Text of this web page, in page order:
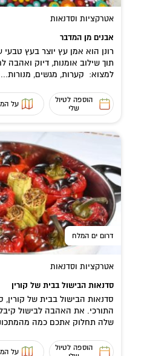
אטרקציות וסדנאות
אבנים מן המדבר
רונן הוא אמן עץ יוצר בעץ טבעי
תוך שילוב אומנות, דיוק ואהבה
למצוא: קערות, מגשים, מנורות...
הוספה לטיול
שלי
על
דרום ים המלח
אטרקציות וסדנאות
סדנאות הבישול בבית של קורין
סדנאות הבישול בבית של
התורכי. את האהבה לבישול
שלה תחלוק אתכם כמה
הוספה לטיול
על